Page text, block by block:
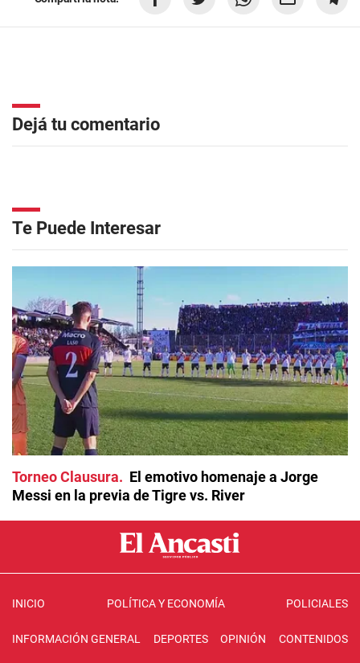
Dejá tu comentario
Te Puede Interesar
Torneo Clausura
El emotivo homenaje a Jorge
Messi en la previa de Tigre vs. River
INICIO POLÍTICA Y ECONOMÍA POLICIALES
INFORMACIÓN GENERAL DEPORTES OPINIÓN CONTENIDOS